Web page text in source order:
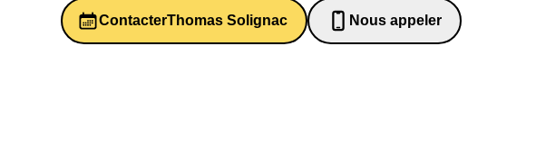
ContacterThomas Solignac
Nous appeler
0652698481